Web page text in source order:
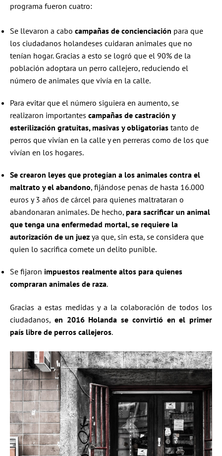
programa fueron cuatro:
Se llevaron a cabo campañas de concienciación para que
los ciudadanos holandeses cuidaran animales que no
tenían hogar. Gracias a esto se logró que el 90% de la
población adoptara un perro callejero, reduciendo el
número de animales que vivía en la calle.
Para evitar que el número siguiera en aumento, se
realizaron importantes campañas de castración y
esterilización gratuitas, masivas y obligatorias tanto de
perros que vivían en la calle y en perreras como de los que
vivían en los hogares.
Se crearon leyes que protegían a los animales contra el
maltrato y el abandono, fijándose penas de hasta 16.000
euros y 3 años de cárcel para quienes maltrataran o
abandonaran animales. De hecho, para sacrificar un animal
que tenga una enfermedad mortal, se requiere la
autorización de un juez ya que, sin esta, se considera que
quien lo sacrifica comete un delito punible.
Se fijaron impuestos realmente altos para quienes
compraran animales de raza.
Gracias a estas medidas y a la colaboración de todos los
ciudadanos, en 2016 Holanda se convirtió en el primer
país libre de perros callejeros.